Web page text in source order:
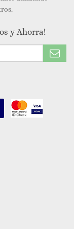
y Ahorra!